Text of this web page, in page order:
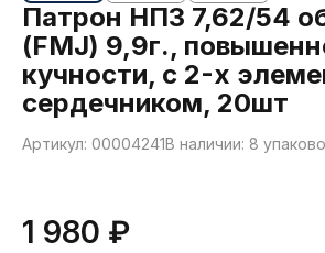
Патрон НПЗ 7,62/54
(FMJ) 9,9г.,
кучности, с 2-х
сердечником, 20шт
Артикул: 00004241В наличии: 8
1 980 ₽